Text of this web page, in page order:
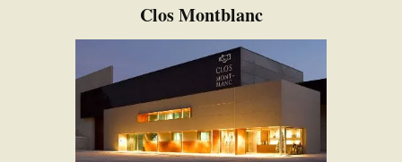
Clos Montblanc